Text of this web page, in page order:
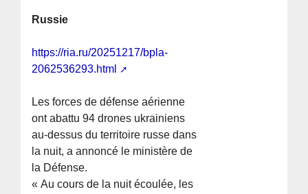
Russie
https://ria.ru/20251217/bpla-
2062536293.html
Les forces de défense aérienne
ont abattu 94 drones ukrainiens
au-dessus du territoire russe dans
la nuit, a annoncé le ministère de
la Défense.
« Au cours de la nuit écoulée, les